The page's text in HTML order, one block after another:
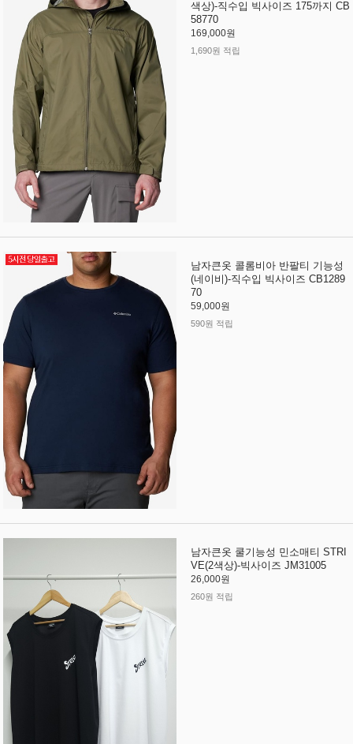
색상)-직수입 빅사이즈 175까지 CB
58770
169,000원
1,690원 적립
남자큰옷 콜롬비아 반팔티 기능성
(네이비)-직수입 빅사이즈 CB1289
70
59,000원
590원 적립
남자큰옷 쿨기능성 민소매티 STRI
VE(2색상)-빅사이즈 JM31005
26,000원
260원 적립